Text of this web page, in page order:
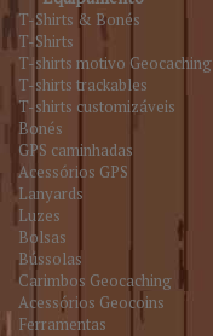
T-Shirts & Bonés
T-Shirts
T-shirts motivo Geocaching
T-shirts trackables
T-shirts customizáveis
Bonés
GPS caminhadas
Acessórios GPS
Lanyards
Luzes
Bolsas
Bússolas
Carimbos Geocaching
Acessórios Geocoins
Ferramentas